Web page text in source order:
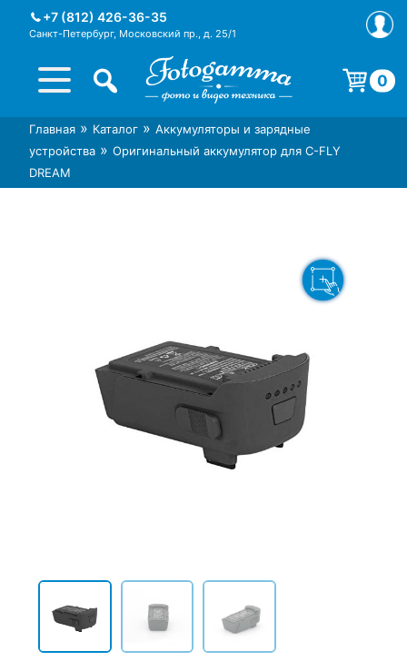
+7 (812) 426-36-35
Санкт-Петербург, Московский пр., д. 25/1
Интернет-магазин фототехники
Foto-Gamma в СПб
Магазин фотоаксессуаров foto-
gamma.ru
0
Корзина пуста.
Главная » Каталог » Аккумуляторы и зарядные
устройства » Оригинальный аккумулятор для C-FLY
DREAM